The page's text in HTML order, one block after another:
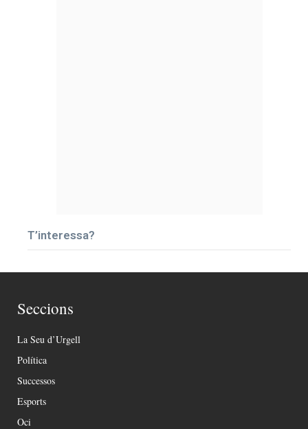
T’interessa?
Seccions
La Seu d’Urgell
Política
Successos
Esports
Oci